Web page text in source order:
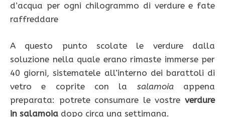
d’acqua per ogni chilogrammo di verdure e fate
raffreddare
A questo punto scolate le verdure dalla
soluzione nella quale erano rimaste immerse per
40 giorni, sistematele all’interno dei barattoli di
vetro e coprite con la salamoia appena
preparata: potrete consumare le vostre verdure
in salamoia dopo circa una settimana.